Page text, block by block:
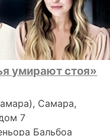
умирают стоя»
Самара,
7
Бальбоа